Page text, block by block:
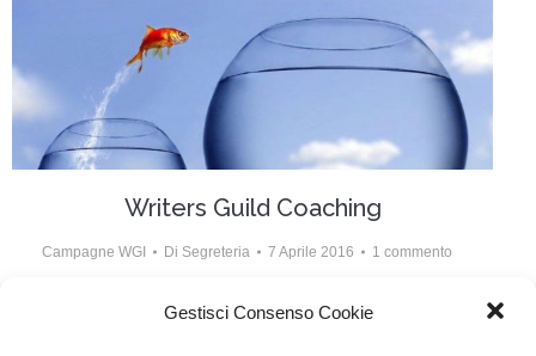
Gestisci Consenso Cookie
Writers Guild Coaching
Campagne WGI Di Segreteria 7 Aprile 2016 1 commento